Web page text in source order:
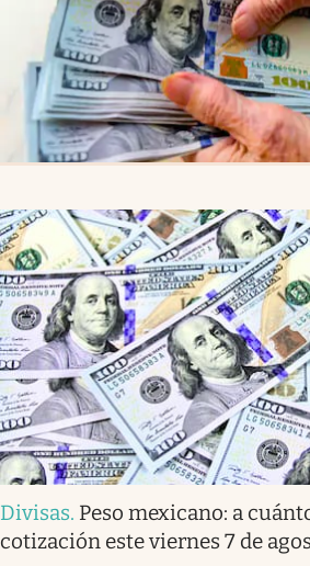
Divisas. Peso mexicano: a
cotización este viernes 7 de